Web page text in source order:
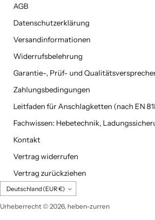
AGB
Datenschutzerklärung
Versandinformationen
Widerrufsbelehrung
Garantie-, Prüf- und
Zahlungsbedingungen
Leitfaden für Anschlagketten (nach EN
Fachwissen: Hebetechnik,
Kontakt
Vertrag widerrufen
Vertrag zurückziehen
WährungDeutschland (EUR €)
Urheberrecht © 2026, heben-zurren